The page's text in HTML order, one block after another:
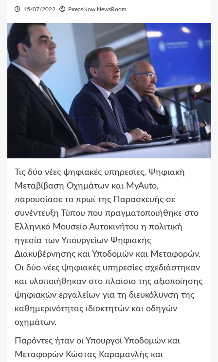
15/07/2022 PireasNow NewsRoom
Τις δύο νέες ψηφιακές υπηρεσίες, Ψηφιακή
Μεταβίβαση Οχημάτων και MyAuto,
παρουσίασε το πρωί της Παρασκευής σε
συνέντευξη Τύπου που πραγματοποιήθηκε στο
Ελληνικό Μουσείο Αυτοκινήτου η πολιτική
ηγεσία των Υπουργείων Ψηφιακής
Διακυβέρνησης και Υποδομών και Μεταφορών.
Οι δύο νέες ψηφιακές υπηρεσίες σχεδιάστηκαν
και υλοποιήθηκαν στο πλαίσιο της αξιοποίησης
ψηφιακών εργαλείων για τη διευκόλυνση της
καθημερινότητας ιδιοκτητών και οδηγών
οχημάτων.
Παρόντες ήταν οι Υπουργοί Υποδομών και
Μεταφορών Κώστας Καραμανλής και